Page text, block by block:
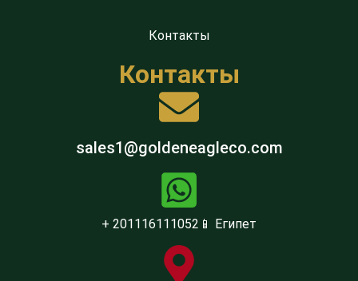
Контакты
sales1@goldeneagleco.com
+ 201116111052📱 Египет
Контакты